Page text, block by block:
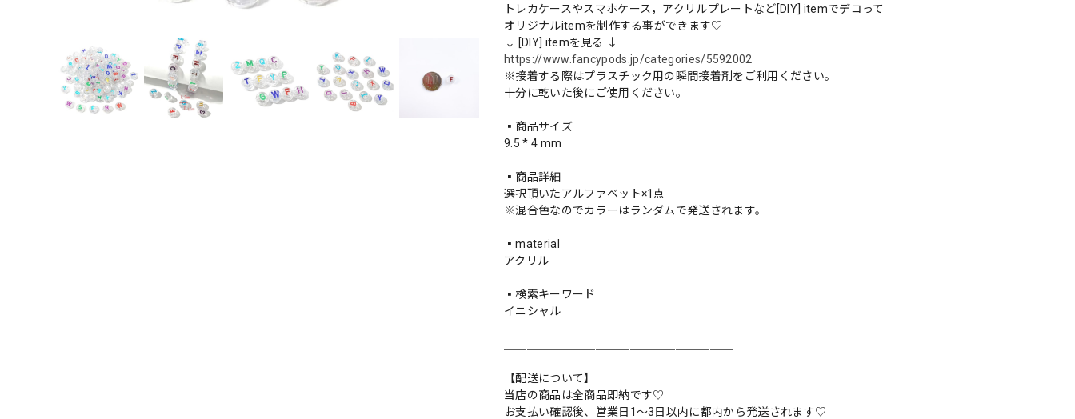
トレカケースやスマホケース，アクリルプレートなど[DIY] itemでデコって
オリジナルitemを制作する事ができます♡
↓ [DIY] itemを見る ↓
https://www.fancypods.jp/categories/5592002
※接着する際はプラスチック用の瞬間接着剤をご利用ください。
十分に乾いた後にご使用ください。
▪️商品サイズ
9.5 * 4 mm
▪️商品詳細
選択頂いたアルファベット×1点
※混合色なのでカラーはランダムで発送されます。
▪️material
アクリル
▪️検索キーワード
イニシャル
【配送について】
当店の商品は全商品即納です♡︎
お支払い確認後、営業日1〜3日以内に都内から発送されます♡